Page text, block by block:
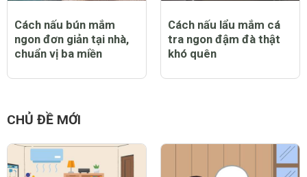
Cách nấu bún mắm
ngon đơn giản tại nhà,
chuẩn vị ba miền
Cách nấu lẩu mắm cá
tra ngon đậm đà thật
khó quên
CHỦ ĐỀ MỚI